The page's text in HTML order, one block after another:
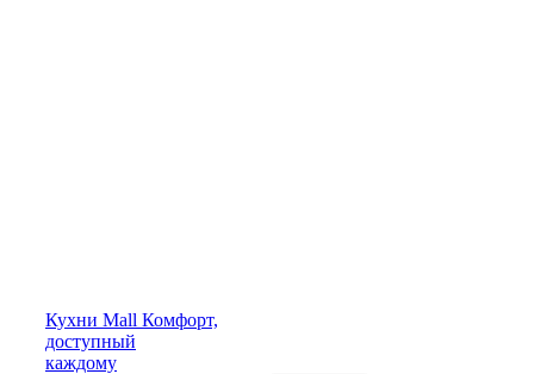
Кухни Mall Комфорт,
доступный
каждому